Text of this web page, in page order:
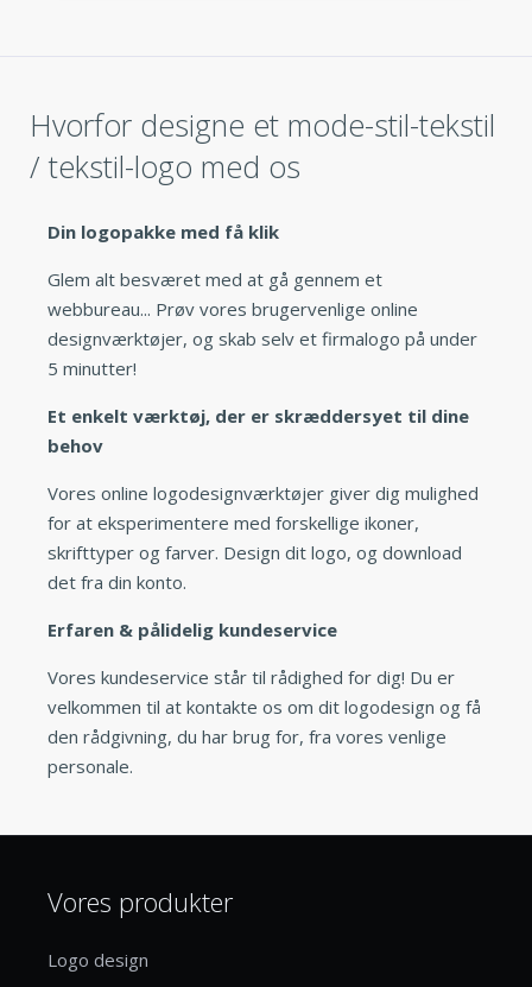
Hvorfor designe et mode-stil-tekstil
/ tekstil-logo med os
Din logopakke med få klik
Glem alt besværet med at gå gennem et
webbureau... Prøv vores brugervenlige online
designværktøjer, og skab selv et firmalogo på under
5 minutter!
Et enkelt værktøj, der er skræddersyet til dine
behov
Vores online logodesignværktøjer giver dig mulighed
for at eksperimentere med forskellige ikoner,
skrifttyper og farver. Design dit logo, og download
det fra din konto.
Erfaren & pålidelig kundeservice
Vores kundeservice står til rådighed for dig! Du er
velkommen til at kontakte os om dit logodesign og få
den rådgivning, du har brug for, fra vores venlige
personale.
Vores produkter
Logo design